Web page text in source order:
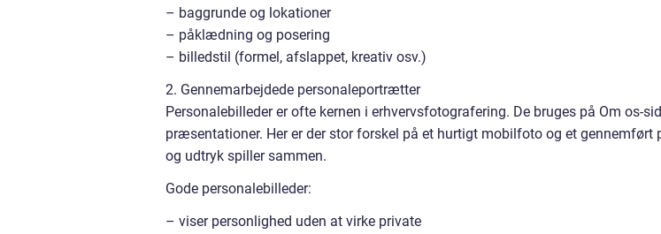
– baggrunde og lokationer
– påklædning og posering
– billedstil (formel, afslappet, kreativ osv.)
2. Gennemarbejdede personaleportrætter
Personalebilleder er ofte kernen i erhvervsfotografering. De bruges på Om os-
præsentationer. Her er der stor forskel på et hurtigt mobilfoto og et gennemført
og udtryk spiller sammen.
Gode personalebilleder:
– viser personlighed uden at virke private